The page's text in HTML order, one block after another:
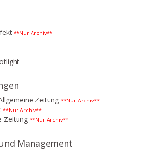
**Nur Archiv**
Zeitung **Nur Archiv**
**Nur Archiv**
Zeitung **Nur Archiv**
Management